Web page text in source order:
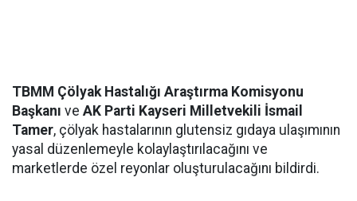
TBMM Çölyak Hastalığı Araştırma Komisyonu
Başkanı ve AK Parti Kayseri Milletvekili İsmail
Tamer, çölyak hastalarının glutensiz gıdaya ulaşımının
yasal düzenlemeyle kolaylaştırılacağını ve
marketlerde özel reyonlar oluşturulacağını bildirdi.